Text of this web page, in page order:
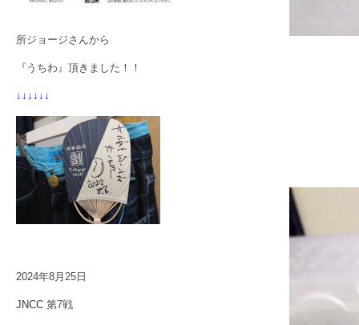
所ジョージさんから
『うちわ』頂きました！！
↓↓↓↓↓↓
2024年8月25日
JNCC 第7戦